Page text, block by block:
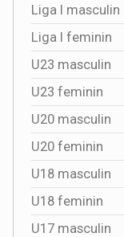
Liga I masculin
Liga I feminin
U23 masculin
U23 feminin
U20 masculin
U20 feminin
U18 masculin
U18 feminin
U17 masculin